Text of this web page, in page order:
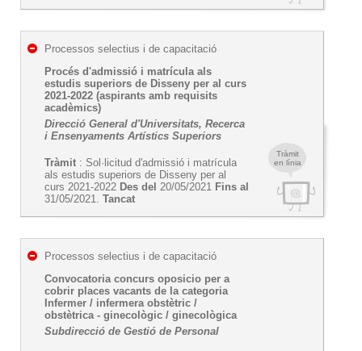
Tràmit
en línia
Processos selectius i de capacitació
Procés d'admissió i matrícula als
estudis superiors de Disseny per al curs
2021-2022 (aspirants amb requisits
acadèmics)
Direcció General d'Universitats, Recerca
i Ensenyaments Artístics Superiors
Tràmit : Sol·licitud d'admissió i matrícula
als estudis superiors de Disseny per al
curs 2021-2022 Des del 20/05/2021 Fins al
31/05/2021. Tancat
Processos selectius i de capacitació
Convocatoria concurs oposicio per a
cobrir places vacants de la categoria
Infermer / infermera obstètric /
obstètrica - ginecològic / ginecològica
Subdirecció de Gestió de Personal